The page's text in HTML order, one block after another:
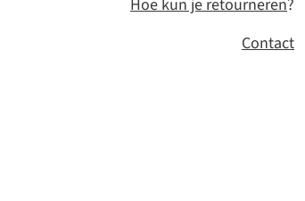
Hoe kun je retourneren?
Contact